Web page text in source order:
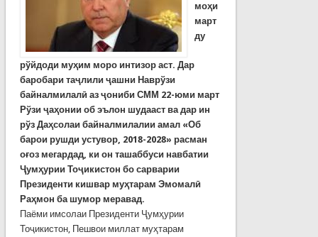
моҳи
март
ду
рўйдоди муҳим моро интизор аст. Дар
баробари таҷлили ҷашни Наврўзи
байналмилалӣ аз ҷониби СММ 22-юми март
Рўзи ҷаҳонии об эълон шудааст ва дар ин
рўз Даҳсолаи байналмилалии амал «Об
барои рушди устувор, 2018-2028» расман
оғоз мегардад, ки он ташаббуси навбатии
Ҷумҳурии Тоҷикистон бо сарварии
Президенти кишвар муҳтарам Эмомалӣ
Раҳмон ба шумор меравад.
Паёми имсолаи Президенти Ҷумҳурии
Тоҷикистон, Пешвои миллат муҳтарам